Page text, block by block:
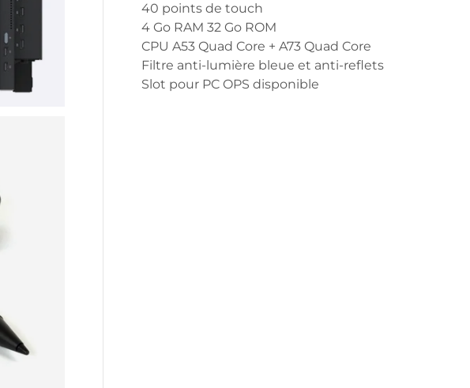
40 points de touch
4 Go RAM 32 Go ROM
CPU A53 Quad Core + A73 Quad Core
Filtre anti-lumière bleue et anti-reflets
Slot pour PC OPS disponible